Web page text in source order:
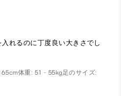
れるのに丁度良い大きさでし
体重: 51 - 55kg足のサイズ: